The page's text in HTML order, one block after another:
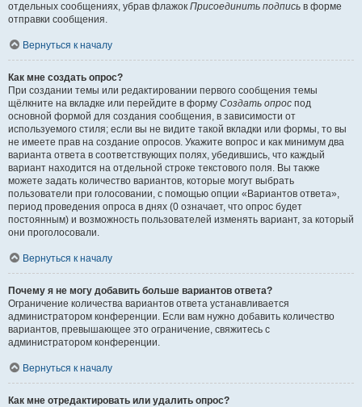
отдельных сообщениях, убрав флажок Присоединить подпись в форме
отправки сообщения.
Вернуться к началу
Как мне создать опрос?
При создании темы или редактировании первого сообщения темы
щёлкните на вкладке или перейдите в форму Создать опрос под
основной формой для создания сообщения, в зависимости от
используемого стиля; если вы не видите такой вкладки или формы, то вы
не имеете прав на создание опросов. Укажите вопрос и как минимум два
варианта ответа в соответствующих полях, убедившись, что каждый
вариант находится на отдельной строке текстового поля. Вы также
можете задать количество вариантов, которые могут выбрать
пользователи при голосовании, с помощью опции «Вариантов ответа»,
период проведения опроса в днях (0 означает, что опрос будет
постоянным) и возможность пользователей изменять вариант, за который
они проголосовали.
Вернуться к началу
Почему я не могу добавить больше вариантов ответа?
Ограничение количества вариантов ответа устанавливается
администратором конференции. Если вам нужно добавить количество
вариантов, превышающее это ограничение, свяжитесь с
администратором конференции.
Вернуться к началу
Как мне отредактировать или удалить опрос?